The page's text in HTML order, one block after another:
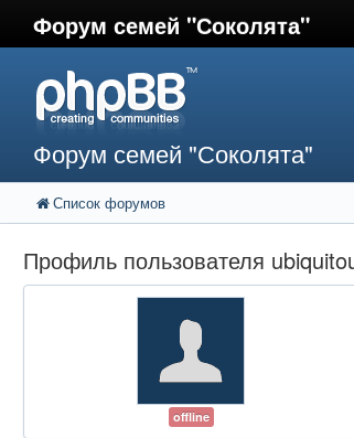
Форум семей "Соколята"
Форум семей "Соколята"
Список форумов
Профиль пользователя
offline